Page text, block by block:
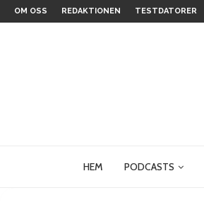
OM OSS REDAKTIONEN TESTDATORER
HEM PODCASTS